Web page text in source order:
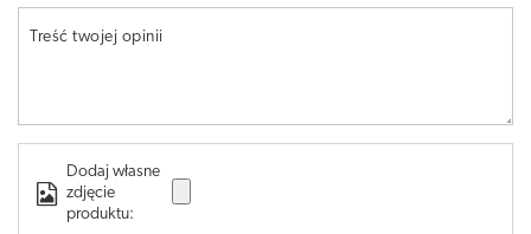
Treść twojej opinii
Dodaj własne
zdjęcie
produktu: